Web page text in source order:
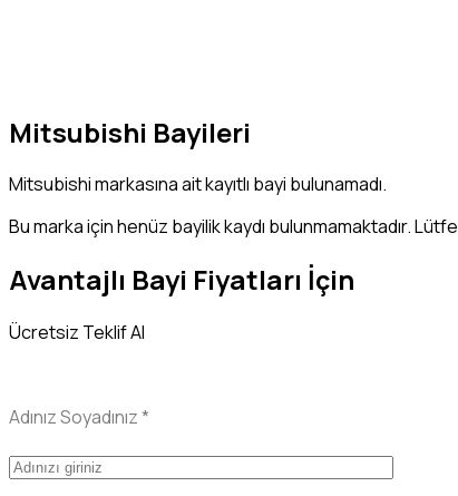
Mitsubishi Bayileri
Mitsubishi markasına ait kayıtlı bayi bulunamadı.
Bu marka için henüz bayilik kaydı bulunmamaktadır.
Avantajlı Bayi Fiyatları İçin
Ücretsiz Teklif Al
Adınız Soyadınız*